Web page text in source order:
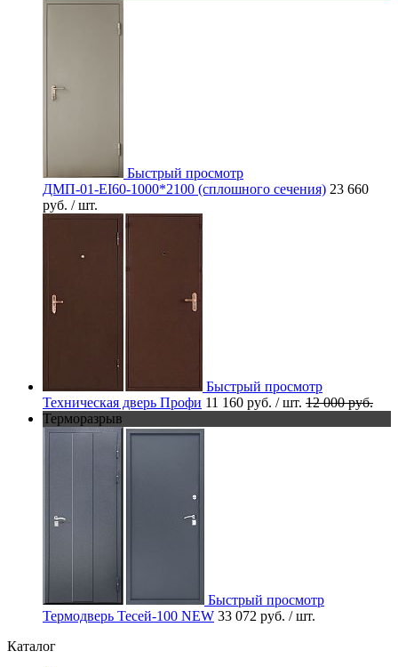
Быстрый просмотр
ДМП-01-EI60-1000*2100 (сплошного сечения) 23 660
руб. / шт.
Быстрый просмотр
Техническая дверь Профи 11 160 руб. / шт. 12 000 руб.
Терморазрыв
Быстрый просмотр
Термодверь Тесей-100 NEW 33 072 руб. / шт.
Каталог